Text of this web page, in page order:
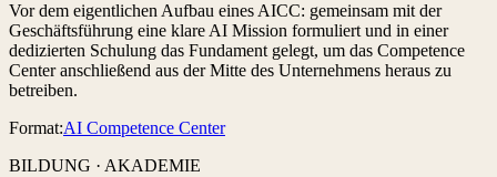
Vor dem eigentlichen Aufbau eines AICC: gemeinsam mit der
Geschäftsführung eine klare AI Mission formuliert und in einer
dedizierten Schulung das Fundament gelegt, um das Competence
Center anschließend aus der Mitte des Unternehmens heraus zu
betreiben.
Format:AI Competence Center
BILDUNG · AKADEMIE